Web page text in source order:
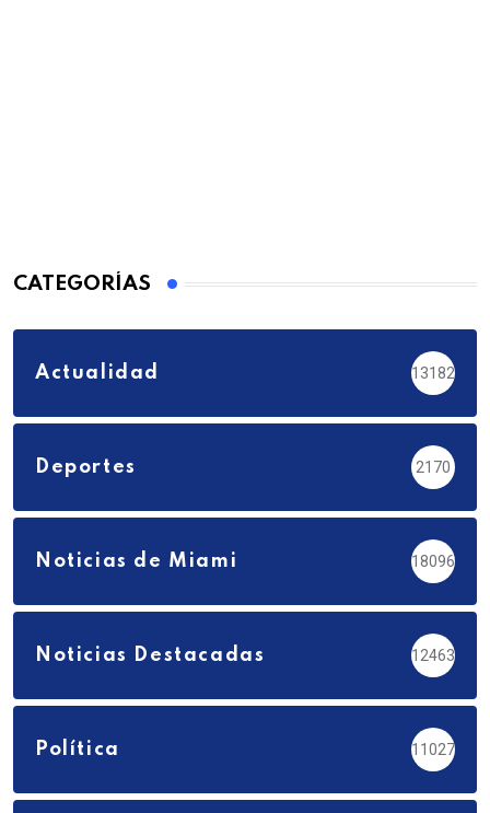
CATEGORÍAS
Actualidad 13182
Deportes 2170
Noticias de Miami 18096
Noticias Destacadas 12463
Política 11027